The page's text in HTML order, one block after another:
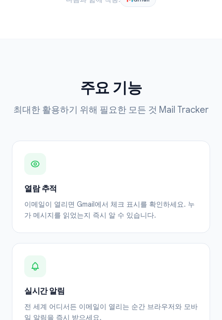
주요 기능
최대한 활용하기 위해 필요한 모든 것 Mail Tracker
열람 추적
이메일이 열리면 Gmail에서 체크 표시를 확인하세요. 누
가 메시지를 읽었는지 즉시 알 수 있습니다.
실시간 알림
전 세계 어디서든 이메일이 열리는 순간 브라우저와 모바
일 알림을 즉시 받으세요.